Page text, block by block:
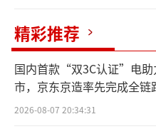
半导体行业协会
2024年第二季度全球
到1499亿美元，同
5%。SIA方面表示，
市场都实现了同比增长
精彩推荐
国内首款“双3C认证”电助
市，京东京造率先完成全链
2026-08-07 20:34:31